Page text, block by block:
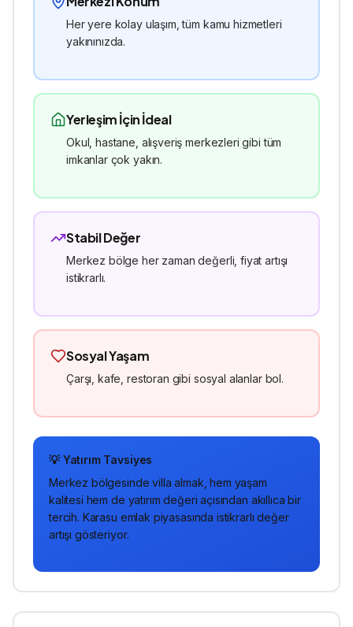
Her yere kolay ulaşım, tüm kamu hizmetleri
yakınınızda.
Yerleşim İçin İdeal
Okul, hastane, alışveriş merkezleri gibi tüm
imkanlar çok yakın.
Stabil Değer
Merkez bölge her zaman değerli, fiyat artışı
istikrarlı.
Sosyal Yaşam
Çarşı, kafe, restoran gibi sosyal alanlar bol.
💡 Yatırım Tavsiyes
Merkez bölgesindevilla almak, hem yaşam
kalitesi hem de yatırım değeri açısından akıllıca bir
tercih. Karasu emlak piyasasında istikrarlı değer
artışı gösteriyor.